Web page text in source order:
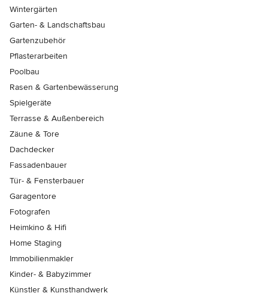
Wintergärten
Garten- & Landschaftsbau
Gartenzubehör
Pflasterarbeiten
Poolbau
Rasen & Gartenbewässerung
Spielgeräte
Terrasse & Außenbereich
Zäune & Tore
Dachdecker
Fassadenbauer
Tür- & Fensterbauer
Garagentore
Fotografen
Heimkino & Hifi
Home Staging
Immobilienmakler
Kinder- & Babyzimmer
Künstler & Kunsthandwerk